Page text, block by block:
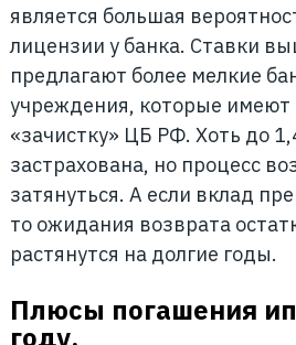
является большая
лицензии у банка. Ставки
предлагают более мелкие
учреждения, которые имеют
«зачистку» ЦБ РФ. Хоть до
застрахована, но процесс
затянуться. А если вклад
то ожидания возврата
растянутся на долгие годы.
Плюсы погашения
году.